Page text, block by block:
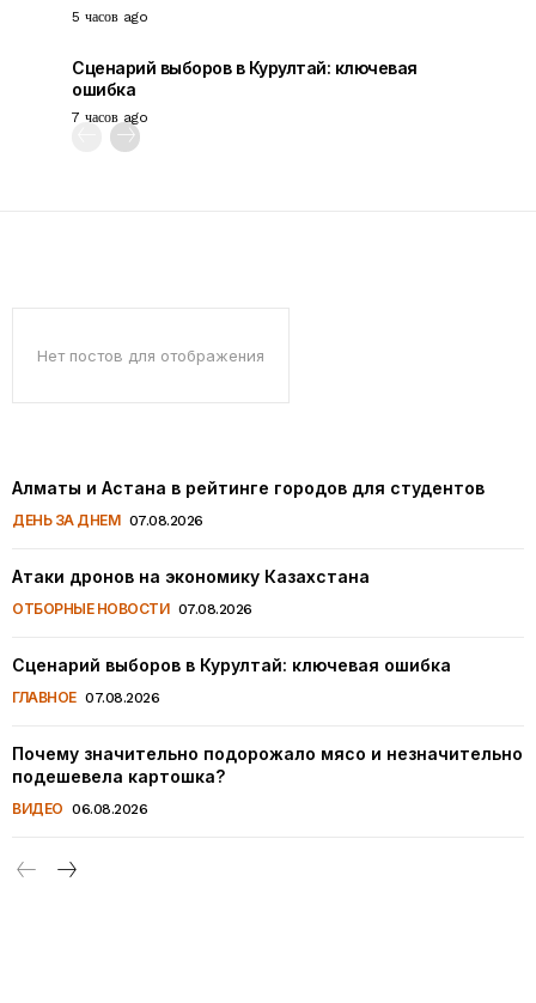
5 часов ago
Сценарий выборов в Курултай: ключевая
ошибка
7 часов ago
Нет постов для отображения
Алматы и Астана в рейтинге городов для студентов
ДЕНЬ ЗА ДНЕМ 07.08.2026
Атаки дронов на экономику Казахстана
ОТБОРНЫЕ НОВОСТИ 07.08.2026
Сценарий выборов в Курултай: ключевая ошибка
ГЛАВНОЕ 07.08.2026
Почему значительно подорожало мясо и незначительно
подешевела картошка?
ВИДЕО 06.08.2026